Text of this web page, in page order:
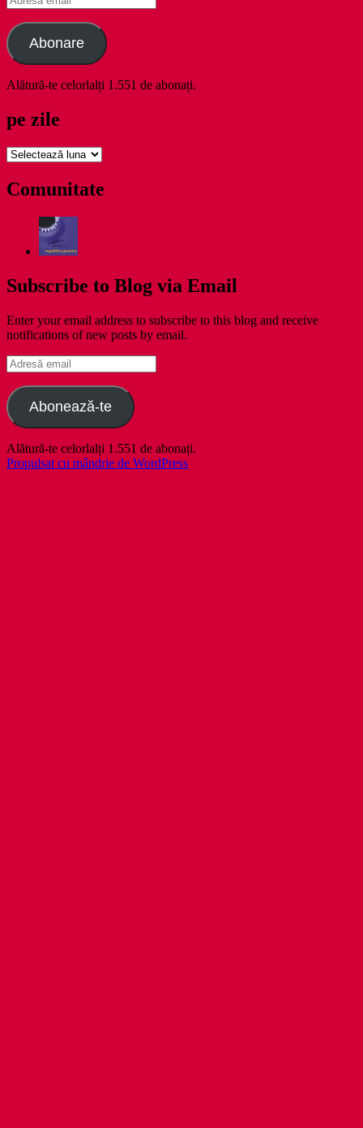
email
Abonare
Alătură-te celorlalți 1.551 de abonați.
pe zile
pe
Comunitate
Subscribe to Blog via Email
Enter your email address to subscribe to this blog and receive
notifications of new posts by email.
Adresă
email
Abonează-te
Alătură-te celorlalți 1.551 de abonați.
Propulsat cu mândrie de WordPress